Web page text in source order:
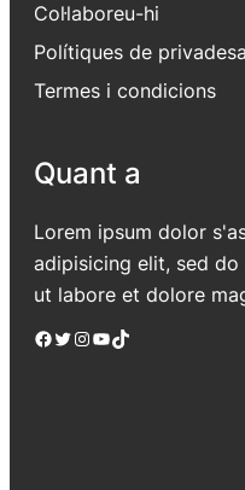
Col·laboreu-hi
Polítiques de privadesa
Termes i condicions
Quant a
Lorem ipsum dolor
adipisicing elit, sed
ut labore et dolore
Facebook Twitter Instagram YouTube TikTok